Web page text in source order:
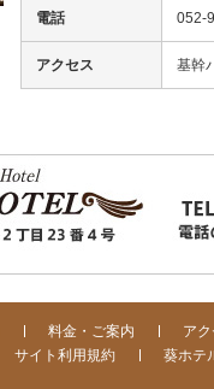
電話 052-
アクセス 基幹
料金・ご案内
ア
サイト利用規約 葵ホテ